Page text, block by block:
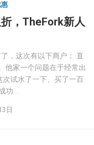
，TheFork新人
，这次有以下商户： 直
他家一个问题在于经常出
试水了一下、买了一百
功...
日